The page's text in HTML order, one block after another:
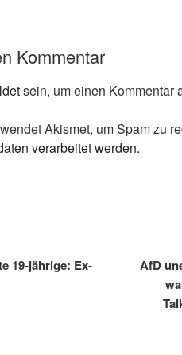
Kommentar
sein, um einen Kommentar
Akismet, um Spam zu
verarbeitet werden.
19-jährige: Ex-
AfD